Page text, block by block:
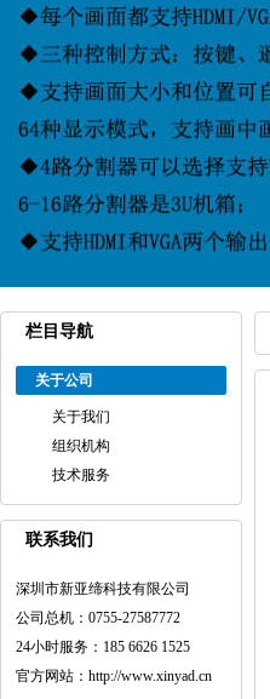
栏目导航
关于公司
关于我们
组织机构
技术服务
联系我们
深圳市新亚缔科技有限公司
公司总机：0755-27587772
24小时服务：185 6626 1525
官方网站：http://www.xinyad.cn